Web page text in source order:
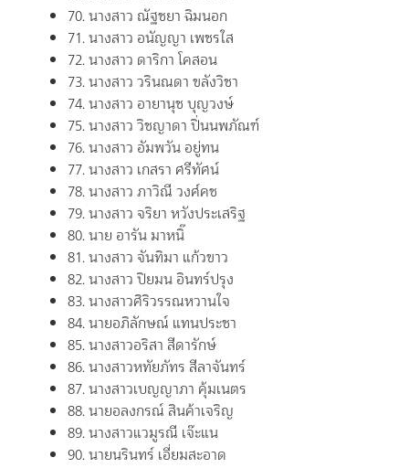
70. นางสาว ณัฐชยา ฉิมนอก
71. นางสาว อนัญญา เพชรใส
72. นางสาว ดาริกา โคสอน
73. นางสาว วรินณดา ขลังวิชา
74. นางสาว อายานุช บุญวงษ์
75. นางสาว วิชญาดา ปิ่นนพภัณฑ์
76. นางสาว อัมพวัน อยู่ทน
77. นางสาว เกสรา ศรีทัศน์
78. นางสาว ภาวิณี วงศ์คช
79. นางสาว จริยา หวังประเสริฐ
80. นาย อารัน มาหนิ๊
81. นางสาว จันทิมา แก้วขาว
82. นางสาว ปิยมน อินทร์ปรุง
83. นางสาวศิริวรรณหวานใจ
84. นายอภิลักษณ์ แทนประชา
85. นางสาวอริสา สีดารักษ์
86. นางสาวหทัยภัทร สีลาจันทร์
87. นางสาวเบญญาภา คุ้มเนตร
88. นายอลงกรณ์ สินค้าเจริญ
89. นางสาวแวมูรณี เจ๊ะแน
90. นายนรินทร์ เอี่ยมสะอาด